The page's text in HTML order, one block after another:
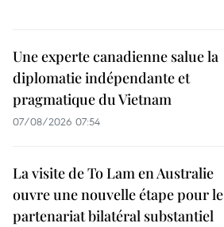
Une experte canadienne salue la
diplomatie indépendante et
pragmatique du Vietnam
07/08/2026 07:54
La visite de To Lam en Australie
ouvre une nouvelle étape pour le
partenariat bilatéral substantiel